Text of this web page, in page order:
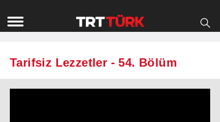
Tarifsiz Lezzetler - 54. Bölüm